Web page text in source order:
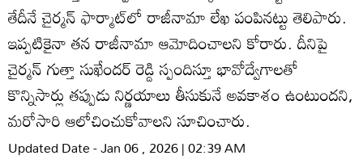
తేదీనే చైర్మన్‌ ఫార్మాట్‌లో రాజీనామా లేఖ పంపినట్టు తెలిపారు.
ఇప్పటికైనా తన రాజీనామా ఆమోదించాలని కోరారు. దీనిపై
చైర్మన్‌ గుత్తా సుఖేందర్‌ రెడ్డి స్పందిస్తూ భావోద్వేగాలతో
కొన్నిసార్లు తప్పుడు నిర్ణయాలు తీసుకునే అవకాశం ఉంటుందని,
మరోసారి ఆలోచించుకోవాలని సూచించారు.
Updated Date - Jan 06 , 2026 | 02:39 AM